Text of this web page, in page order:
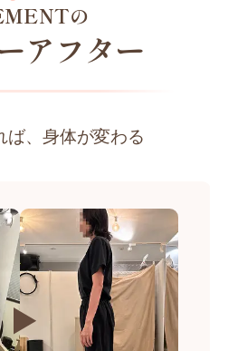
の
アフター
ば、身体が変わる